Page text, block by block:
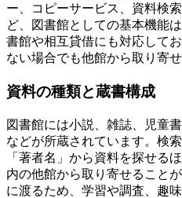
ー、コピーサービス、資料検
ど、図書館としての基本機能
書館や相互貸借にも対応して
ない場合でも他館から取り寄
資料の種類と蔵書構成
図書館には小説、雑誌、児童
などが所蔵されています。検
「著者名」から資料を探せる
内の他館から取り寄せること
に渡るため、学習や調査、趣